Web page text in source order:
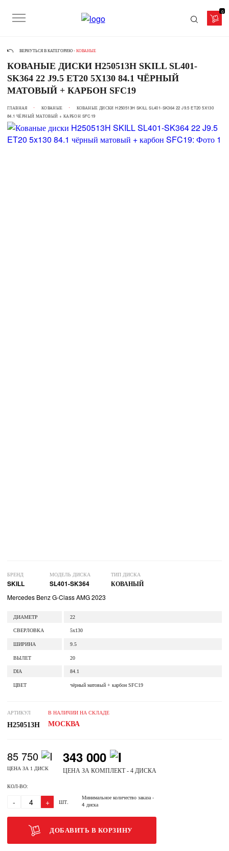
0
ВЕРНУТЬСЯ В КАТЕГОРИЮ - КОВАНЫЕ
КОВАНЫЕ ДИСКИ H250513H SKILL SL401-
SK364 22 J9.5 ET20 5X130 84.1 ЧЁРНЫЙ
МАТОВЫЙ + КАРБОН SFC19
ГЛАВНАЯ КОВАНЫЕ
КОВАНЫЕ ДИСКИ H250513H SKILL SL401-SK364 22 J9.5 ET20 5X130
84.1 ЧЁРНЫЙ МАТОВЫЙ + КАРБОН SFC19
БРЕНД
SKILL
МОДЕЛЬ ДИСКА
SL401-SK364
ТИП ДИСКА
КОВАНЫЙ
Mercedes Benz G-Class AMG 2023
ДИАМЕТР 22
СВЕРЛОВКА 5x130
ШИРИНА 9.5
ВЫЛЕТ 20
DIA 84.1
ЦВЕТ чёрный матовый + карбон SFC19
АРТИКУЛ
H250513H
В НАЛИЧИИ НА СКЛАДЕ
МОСКВА
85 750
ЦЕНА ЗА 1 ДИСК
343 000
ЦЕНА ЗА КОМПЛЕКТ - 4 ДИСКА
КОЛ-ВО:
- + ШТ.
Минимальное количество заказа-
4 диска
ДОБАВИТЬ В КОРЗИНУ